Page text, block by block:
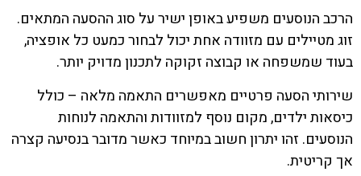
הרכב הנוסעים משפיע באופן ישיר על סוג ההסעה המתאים.
זוג מטיילים עם מזוודה אחת יכול לבחור כמעט כל אופציה,
בעוד שמשפחה או קבוצה זקוקה לתכנון מדויק יותר.
שירותי הסעה פרטיים מאפשרים התאמה מלאה – כולל
כיסאות ילדים, מקום נוסף למזוודות והתאמה לנוחות
הנוסעים. זהו יתרון חשוב במיוחד כאשר מדובר בנסיעה קצרה
אך קריטית.